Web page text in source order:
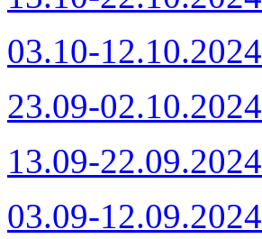
03.10-12.10.2024
23.09-02.10.2024
13.09-22.09.2024
03.09-12.09.2024